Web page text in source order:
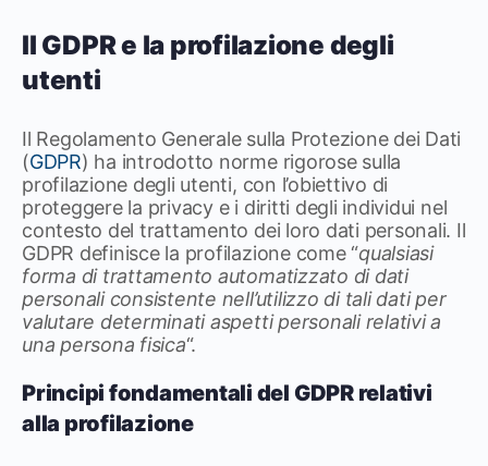
Il GDPR e la profilazione degli
utenti
Il Regolamento Generale sulla Protezione dei Dati
(GDPR) ha introdotto norme rigorose sulla
profilazione degli utenti, con l’obiettivo di
proteggere la privacy e i diritti degli individui nel
contesto del trattamento dei loro dati personali. Il
GDPR definisce la profilazione come “qualsiasi
forma di trattamento automatizzato di dati
personali consistente nell’utilizzo di tali dati per
valutare determinati aspetti personali relativi a
una persona fisica“.
Principi fondamentali del GDPR relativi
alla profilazione